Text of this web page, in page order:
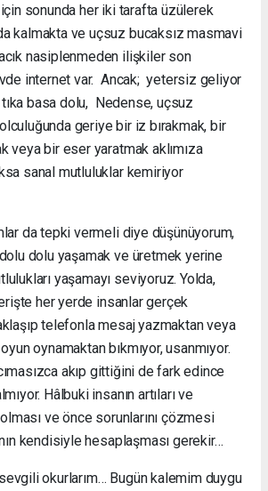
sonunda her iki tarafta üzülerek
kalmakta ve uçsuz bucaksız masmavi
nasiplenmeden ilişkiler son
internet var. Ancak; yetersiz geliyor
basa dolu, Nedense, uçsuz
geriye bir iz bırakmak, bir
veya bir eser yaratmak aklımıza
sanal mutluluklar kemiriyor
da tepki vermeli diye düşünüyorum,
dolu yaşamak ve üretmek yerine
yaşamayı seviyoruz. Yolda,
her yerde insanlar gerçek
telefonla mesaj yazmaktan veya
oynamaktan bıkmıyor, usanmıyor.
akıp gittiğini de fark edince
Hâlbuki insanın artıları ve
ve önce sorunlarını çözmesi
kendisiyle hesaplaşması gerekir…
okurlarım… Bugün kalemim duygu